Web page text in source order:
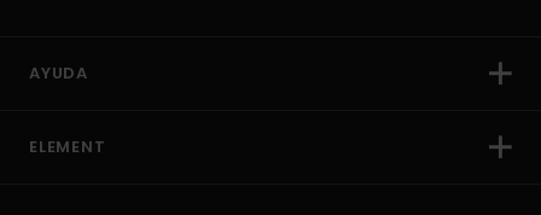
AYUDA
ELEMENT